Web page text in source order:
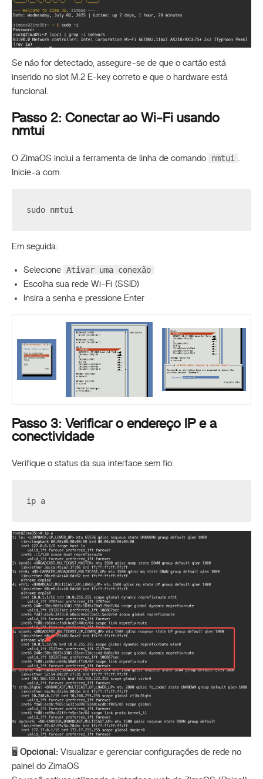
Se não for detectado, assegure-se de que o cartão está
inserido no slot M.2 E-key correto e que o hardware está
funcional.
Passo 2: Conectar ao Wi-Fi usando
nmtui
O ZimaOS inclui a ferramenta de linha de comando nmtui .
Inicie-a com:
sudo nmtui
Em seguida:
Selecione Ativar uma conexão
Escolha sua rede Wi-Fi (SSID)
Insira a senha e pressione Enter
Passo 3: Verificar o endereço IP e a
conectividade
Verifique o status da sua interface sem fio:
ip a
🖥️ Opcional: Visualizar e gerenciar configurações de rede no
painel do ZimaOS